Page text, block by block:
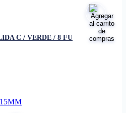
C / VERDE / 8 FU